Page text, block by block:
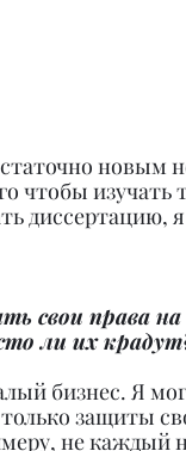
новым
чтобы изучать
диссертацию,
свои права на
ли их
бизнес. Я
защиты
не